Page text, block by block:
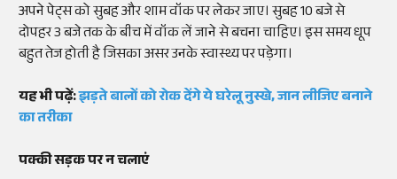
अपने पेट्स को सुबह और शाम वॉक पर लेकर जाए। सुबह 10 बजे से
दोपहर 3 बजे तक के बीच में वॉक लें जाने से बचना चाहिए। इस समय धूप
बहुत तेज होती है जिसका असर उनके स्वास्थ्य पर पड़ेगा।
यह भी पढ़ें:झड़ते बालों को रोक देंगे ये घरेलू नुस्खे, जान लीजिए बनाने
का तरीका
पक्की सड़क पर न चलाएं